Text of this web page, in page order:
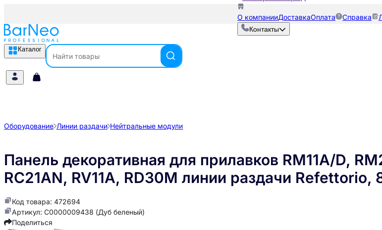
О компанииДоставкаОплата Справка
Контакты
Каталог
Оборудование Линии раздачи Нейтральные модули
Панель декоративная для прилавков RM11A/D,
RC21AN, RV11A, RD30М линии раздачи
Код товара: 472694
Артикул: С0000009438 (Дуб беленый)
Поделиться